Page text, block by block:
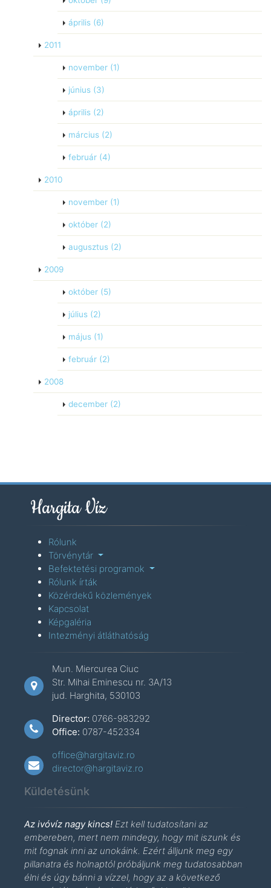
április (6)
2011
november (1)
június (3)
április (2)
március (2)
február (4)
2010
november (1)
október (2)
augusztus (2)
2009
október (5)
július (2)
május (1)
február (2)
2008
december (2)
Hargita Víz
Rólunk
Törvénytár
Befektetési programok
Rólunk írták
Közérdekű közlemények
Kapcsolat
Képgaléria
Intezményi átláthatóság
Mun. Miercurea Ciuc
Str. Mihai Eminescu nr. 3A/13
jud. Harghita, 530103
Director: 0766-983292
Office: 0787-452334
office@hargitaviz.ro
director@hargitaviz.ro
Küldetésünk
Az ivóvíz nagy kincs! Ezt kell tudatosítani az
embereben, mert nem mindegy, hogy mit iszunk és
mit fognak inni az unokáink. Ezért álljunk meg egy
pillanatra és holnaptól próbáljunk meg tudatosabban
élni és úgy bánni a vízzel, hogy az a következő